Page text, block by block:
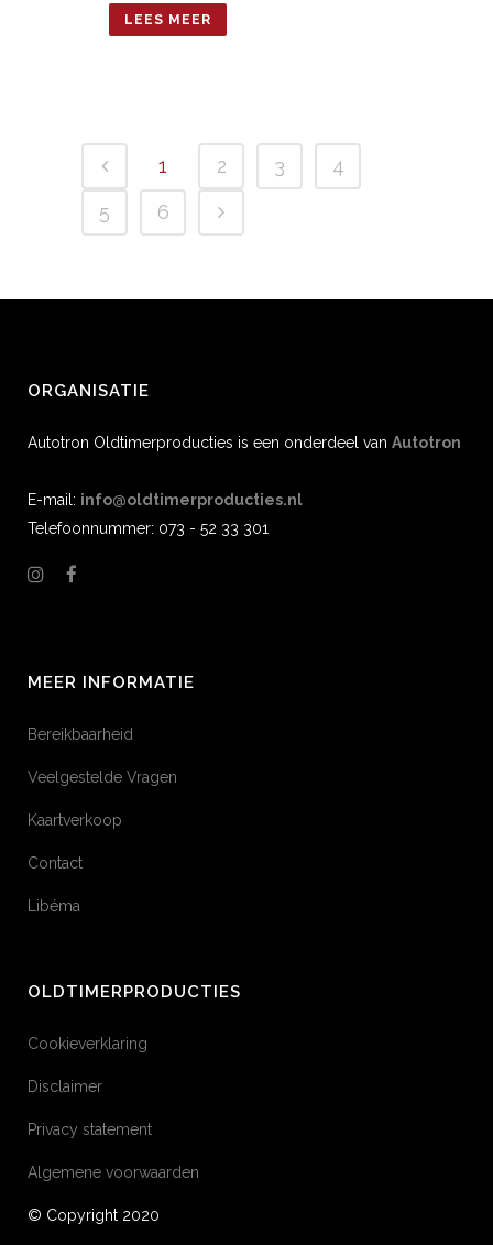
LEES MEER
1 2 3
4
5
6
ORGANISATIE
Autotron Oldtimerproducties is een onderdeel van Autotron
E-mail: info@oldtimerproducties.nl
Telefoonnummer: 073 - 52 33 301
MEER INFORMATIE
Bereikbaarheid
Veelgestelde Vragen
Kaartverkoop
Contact
Libéma
OLDTIMERPRODUCTIES
Cookieverklaring
Disclaimer
Privacy statement
Algemene voorwaarden
© Copyright 2020